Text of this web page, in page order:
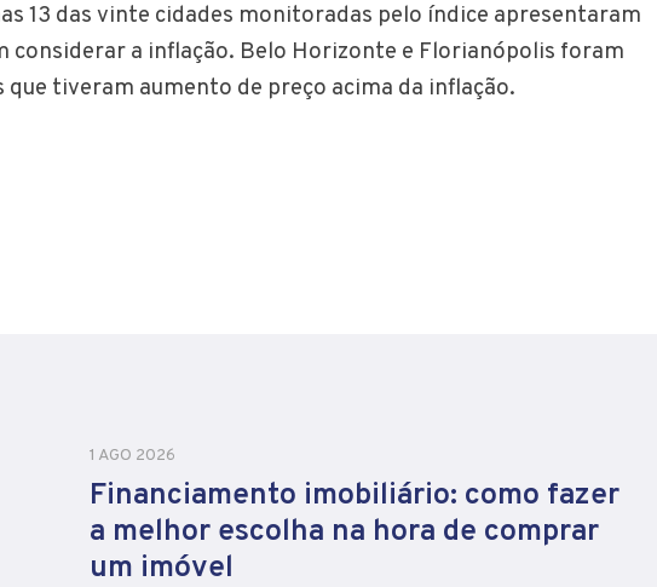
13 das vinte cidades monitoradas pelo índice apresentaram
considerar a inflação. Belo Horizonte e Florianópolis foram
que tiveram aumento de preço acima da inflação.
1 AGO 2026
Financiamento imobiliário: como fazer
a melhor escolha na hora de comprar
um imóvel